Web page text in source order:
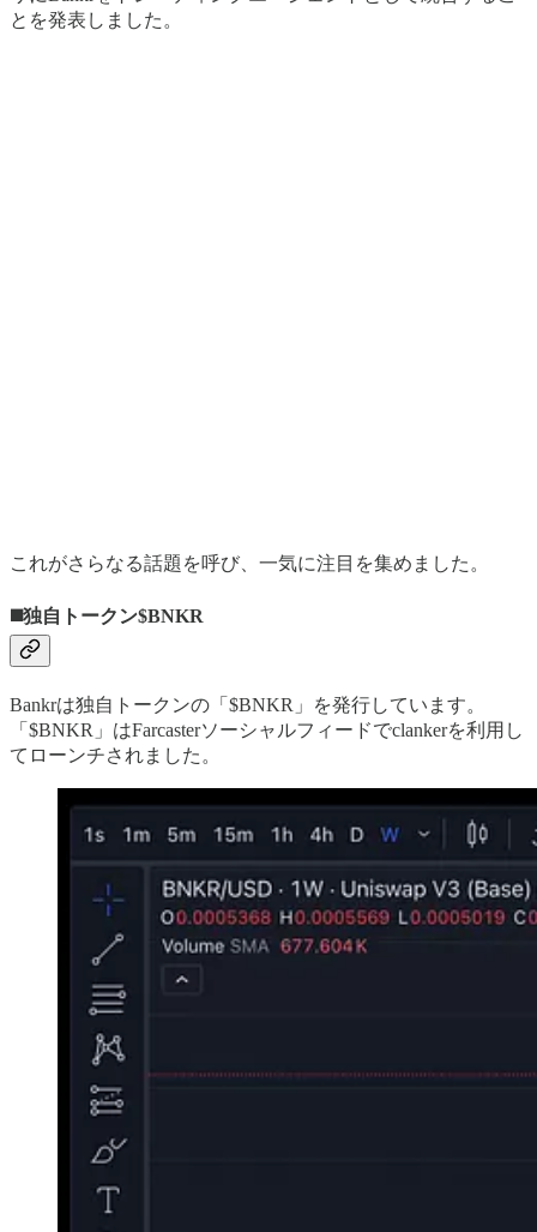
とを発表しました。
これがさらなる話題を呼び、一気に注目を集めました。
◼️独自トークン$BNKR
Bankrは独自トークンの「$BNKR」を発行しています。
「$BNKR」はFarcasterソーシャルフィードでclankerを利用し
てローンチされました。